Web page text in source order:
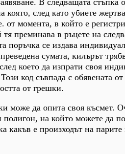
В следващата стъпка
която, след като убиете
от момента, в който е
тя преминава в ръцете на
поръчка се издава
сумата, килърът
което да изпрати своя
код съвпада с обявената
от грешки.
може да опита своя късмет.
на който можете да
какъв е произходът на